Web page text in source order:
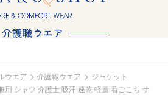
ウエア > 介護職ウエア > ジャケット
用 シャツ 介護士 吸汗 速乾 軽量 着ごこち サ